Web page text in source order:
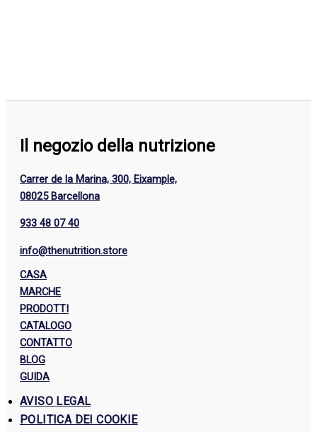
Il negozio della nutrizione
Carrer de la Marina, 300, Eixample,
08025 Barcellona
933 48 07 40
info@thenutrition.store
CASA
MARCHE
PRODOTTI
CATALOGO
CONTATTO
BLOG
GUIDA
AVISO LEGAL
POLITICA DEI COOKIE